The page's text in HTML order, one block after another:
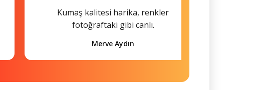
Kumaş kalitesi harika, renkler
fotoğraftaki gibi canlı.
Merve Aydın